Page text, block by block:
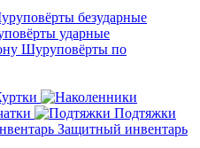
безударные
ударные
Шуруповёрты по
Подтяжки
Защитный инвентарь